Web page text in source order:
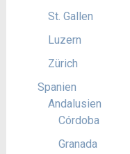
St. Gallen
Luzern
Zürich
Spanien
Andalusien
Córdoba
Granada